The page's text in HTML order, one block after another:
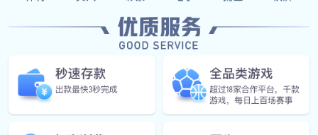
报价单需要什么内容呢？主要要有货物的成本+其他费用+利润。
货物的成本就是采购服装的价钱(如果是让工厂生产的话，就是采
购面辅料的费用+付给工厂的加工费用)。